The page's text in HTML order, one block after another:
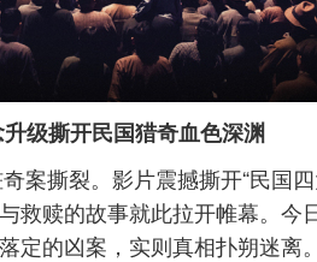
级撕开民国猎奇血色深渊
案撕裂。影片震撼撕开“民国
救赎的故事就此拉开帷幕。今
定的凶案，实则真相扑朔迷离